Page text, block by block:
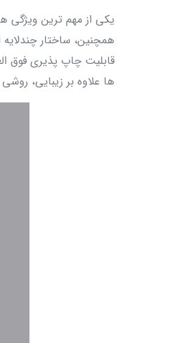
یکی از مهم‌ ترین ویژگی‌
همچنین، ساختار
قابلیت چاپ‌ پذیری فوق‌
ها علاوه بر زیبایی،